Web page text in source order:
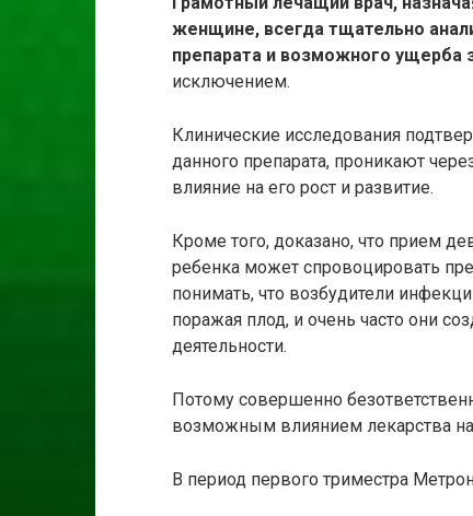
женщине, всегда тщательно
препарата и возможного ущерба
исключением.
Клинические исследования
данного препарата, проникают
влияние на его рост и развитие.
Кроме того, доказано, что прием
ребенка может спровоцировать
понимать, что возбудители
поражая плод, и очень часто они
деятельности.
Потому совершенно
возможным влиянием лекарства
В период первого триместра